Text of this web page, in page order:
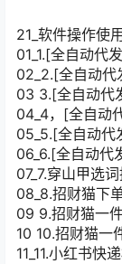
21_软件操作使
01_1.[全自动代
02_2.[全自动代
03 3.[全自动代
04_4，[全自动
05_5.[全自动代
06_6.[全自动代
07_7.穿山甲选
08_8.招财猫下
09 9.招财猫一
10 10.招财猫一
11_11.小红书快